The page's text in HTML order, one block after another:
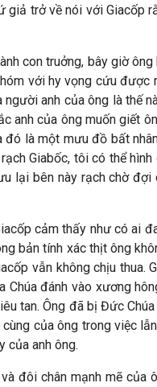
trở về nói với Giacốp
con truởng, bây giờ
với hy vọng cứu được
anh của ông là thế
anh của ông muốn giết
là một mưu đồ bất
Giabốc, tôi có thể
lại bên này rạch chờ
cảm thấy như có ai
bản tính xác thịt ông
vẫn không chịu thua.
đánh vào xương
tan. Ông đã bị Đức
của ông trong việc
của anh ông.
đôi chân mạnh mẽ của